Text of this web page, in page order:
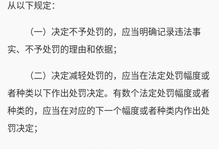
从以下规定：
（一）决定不予处罚的，应当明确记录违法事
实、不予处罚的理由和依据；
（二）决定减轻处罚的，应当在法定处罚幅度或
者种类以下作出处罚决定。有数个法定处罚幅度或者
种类的，应当在对应的下一个幅度或者种类内作出处
罚决定；